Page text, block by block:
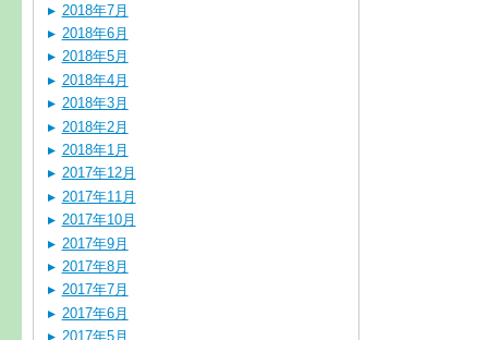
2018年7月
2018年6月
2018年5月
2018年4月
2018年3月
2018年2月
2018年1月
2017年12月
2017年11月
2017年10月
2017年9月
2017年8月
2017年7月
2017年6月
2017年5月